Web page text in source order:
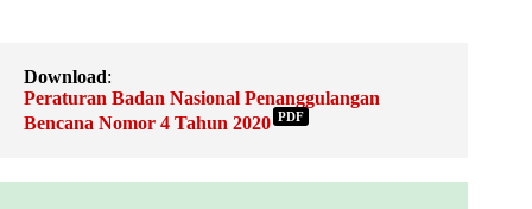
Download:
Peraturan Badan Nasional Penanggulangan
Bencana Nomor 4 Tahun 2020 PDF